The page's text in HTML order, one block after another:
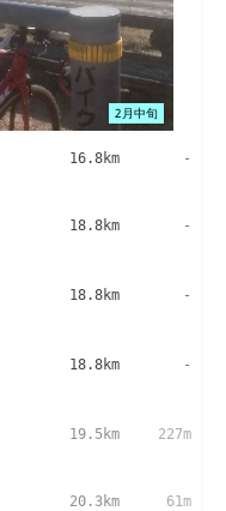
2月中旬
16.8km -
18.8km -
18.8km -
18.8km -
19.5km 227m
20.3km 61m